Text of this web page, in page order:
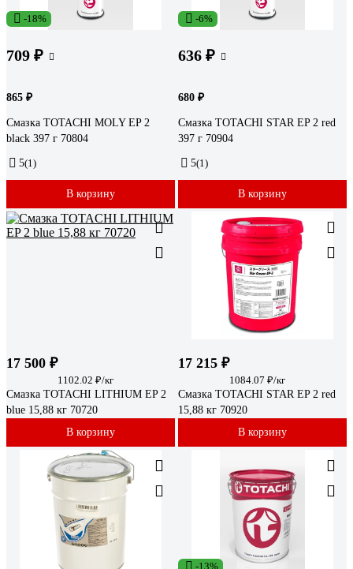
-18%
709 ₽
865 ₽
Смазка TOTACHI MOLY EP 2
black 397 г 70804
5(1)
В корзину
-6%
636 ₽
680 ₽
Смазка TOTACHI STAR EP 2 red
397 г 70904
5(1)
В корзину
17 500 ₽
1102.02 ₽/кг
Смазка TOTACHI LITHIUM EP 2
blue 15,88 кг 70720
В корзину
17 215 ₽
1084.07 ₽/кг
Смазка TOTACHI STAR EP 2 red
15,88 кг 70920
В корзину
-13%